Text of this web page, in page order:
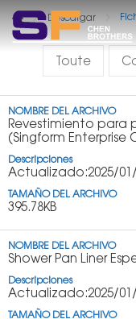
Descargar
Toute
Revestimiento para
(Singform Enterprise
Actualizado:2025/
395.78KB
Shower Pan Liner
Actualizado:2025/